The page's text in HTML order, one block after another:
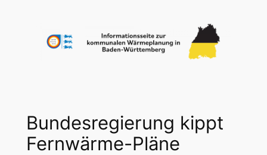
Bundesregierung kippt
Fernwärme-Pläne